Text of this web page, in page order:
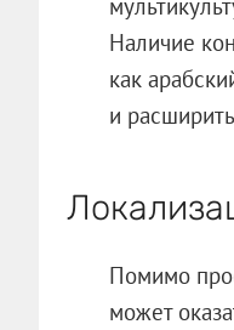
Наличие
как
и
Помимо
может